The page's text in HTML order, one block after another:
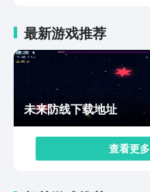
最新游戏推荐
未来防线下载地址
查看更多